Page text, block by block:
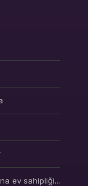
ev sahipliği...